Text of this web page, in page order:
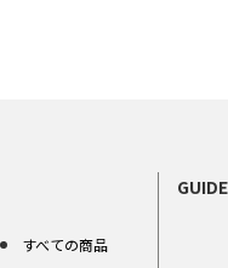
すべての商品
GUIDE